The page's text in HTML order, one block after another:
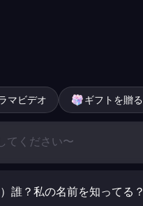
マビデオ ギフトを贈る
）誰？私の名前を知ってる？